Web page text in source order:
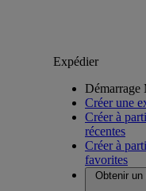
Expédier
Démarrage
Créer une
Créer à
récentes
Créer à
favorites
Obtenir